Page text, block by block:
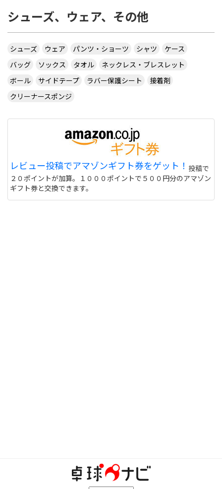
シューズ、ウェア、その他
シューズ ウェア パンツ・ショーツ シャツ
ケース
バッグ
ソックス タオル
ネックレス・ブレスレット
ボール
サイドテープ ラバー保護シート
接着剤
クリーナースポンジ
レビュー投稿でアマゾンギフト券をゲット！ 投稿で
２０ポイントが加算。１０００ポイントで５００円分のアマゾン
ギフト券と交換できます。